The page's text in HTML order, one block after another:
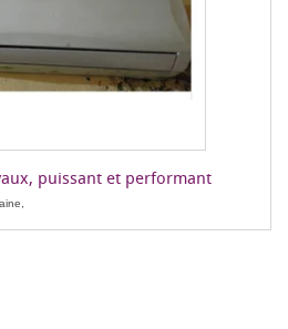
puissant et performant